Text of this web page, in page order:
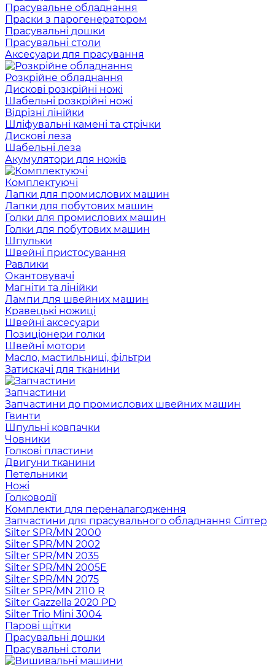
Прасувальне обладнання
Праски з парогенератором
Прасувальні дошки
Прасувальні столи
Аксесуари для прасування
Розкрійне обладнання
Дискові розкрійні ножі
Шабельні розкрійні ножі
Відрізні лінійки
Шліфувальні камені та стрічки
Дискові леза
Шабельні леза
Акумулятори для ножів
Комплектуючі
Лапки для промислових машин
Лапки для побутових машин
Голки для промислових машин
Голки для побутових машин
Шпульки
Швейні пристосування
Равлики
Окантовувачі
Магніти та лінійки
Лампи для швейних машин
Кравецькі ножиці
Швейні аксесуари
Позиціонери голки
Швейні мотори
Масло, мастильниці, фільтри
Затискачі для тканини
Запчастини
Запчастини до промислових швейних машин
Гвинти
Шпульні ковпачки
Човники
Голкові пластини
Двигуни тканини
Петельники
Ножі
Голководії
Комплекти для переналагодження
Запчастини для прасувального обладнання Сілтер
Silter SPR/MN 2000
Silter SPR/MN 2002
Silter SPR/MN 2035
Silter SPR/MN 2005E
Silter SPR/MN 2075
Silter SPR/MN 2110 R
Silter Gazzella 2020 PD
Silter Trio Mini 3004
Парові щітки
Прасувальні дошки
Прасувальні столи